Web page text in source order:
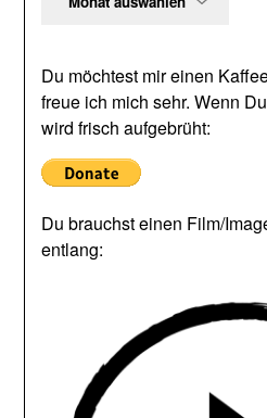
Du möchtest mir einen
freue ich mich sehr. Wenn
wird frisch aufgebrüht:
Du brauchst einen Film/
entlang: